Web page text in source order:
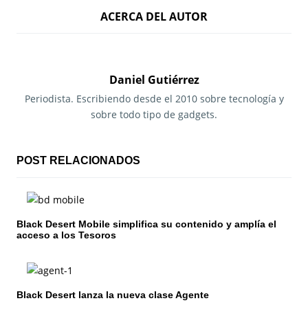
a
i
n
d
e
e
ACERCA DEL AUTOR
Daniel Gutiérrez
Periodista. Escribiendo desde el 2010 sobre tecnología y
sobre todo tipo de gadgets.
POST RELACIONADOS
Black Desert Mobile simplifica su contenido y amplía el
acceso a los Tesoros
Black Desert lanza la nueva clase Agente